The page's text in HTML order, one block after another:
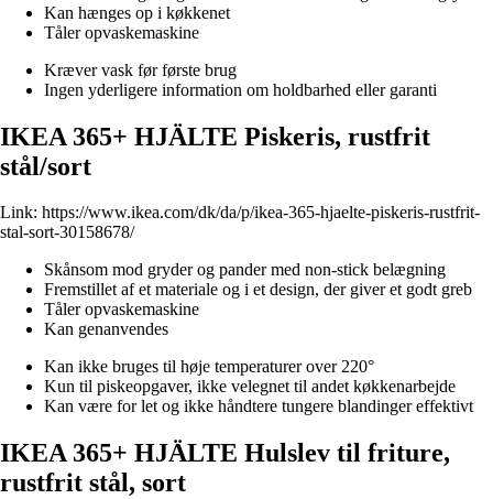
Kan hænges op i køkkenet
Tåler opvaskemaskine
Kræver vask før første brug
Ingen yderligere information om holdbarhed eller garanti
IKEA 365+ HJÄLTE Piskeris, rustfrit
stål/sort
Link: https://www.ikea.com/dk/da/p/ikea-365-hjaelte-piskeris-rustfrit-
stal-sort-30158678/
Skånsom mod gryder og pander med non-stick belægning
Fremstillet af et materiale og i et design, der giver et godt greb
Tåler opvaskemaskine
Kan genanvendes
Kan ikke bruges til høje temperaturer over 220°
Kun til piskeopgaver, ikke velegnet til andet køkkenarbejde
Kan være for let og ikke håndtere tungere blandinger effektivt
IKEA 365+ HJÄLTE Hulslev til friture,
rustfrit stål, sort